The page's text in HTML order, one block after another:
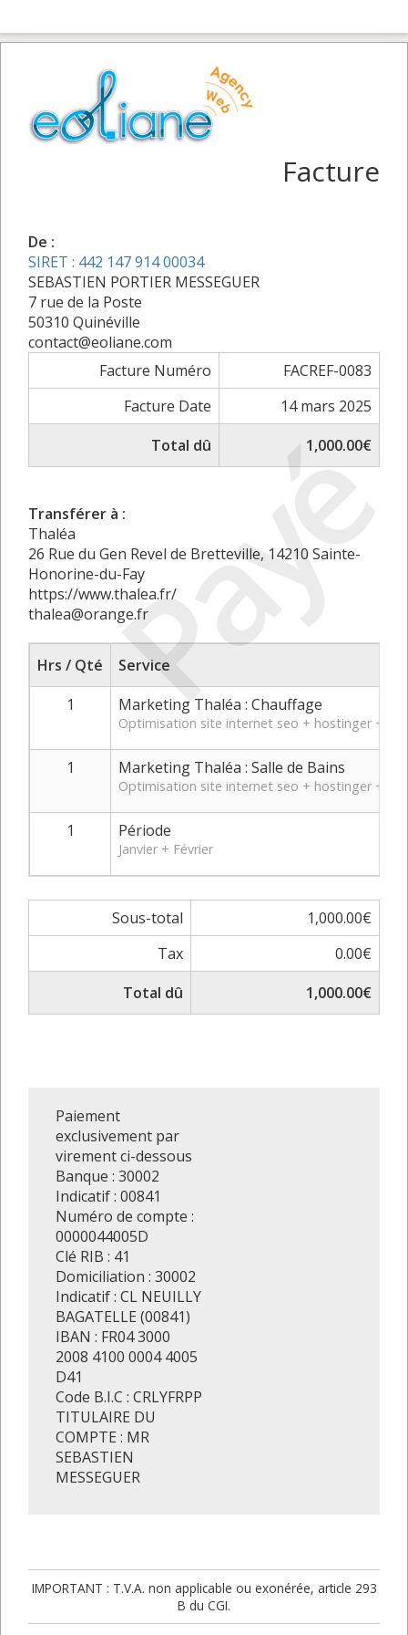
Payé
Facture
De :
SIRET : 442 147 914 00034
SEBASTIEN PORTIER MESSEGUER
7 rue de la Poste
50310 Quinéville
contact@eoliane.com
Facture Numéro
FACREF-0083
Facture Date
14 mars 2025
Total dû
1,000.00€
Transférer à :
Thaléa
26 Rue du Gen Revel de Bretteville, 14210 Sainte-
Honorine-du-Fay
https://www.thalea.fr/
thalea@orange.fr
Hrs / Qté
Service
1
Marketing Thaléa : Chauffage
Optimisation site internet seo + hostinger +
1 Marketing Thaléa : Salle de Bains
Optimisation site internet seo + hostinger +
1 Période
Janvier + Février
Sous-total
1,000.00€
Tax
0.00€
Total dû
1,000.00€
Paiement
exclusivement par
virement ci-dessous
Banque : 30002
Indicatif : 00841
Numéro de compte :
0000044005D
Clé RIB : 41
Domiciliation : 30002
Indicatif : CL NEUILLY
BAGATELLE (00841)
IBAN : FR04 3000
2008 4100 0004 4005
D41
Code B.I.C : CRLYFRPP
TITULAIRE DU
COMPTE : MR
SEBASTIEN
MESSEGUER
IMPORTANT : T.V.A. non applicable ou exonérée, article 293
B du CGI.